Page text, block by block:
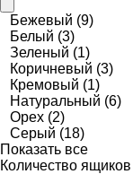
Бежевый (9)
Белый (3)
Зеленый (1)
Коричневый (3)
Кремовый (1)
Натуральный (6)
Орех (2)
Серый (18)
Показать все
Количество ящиков